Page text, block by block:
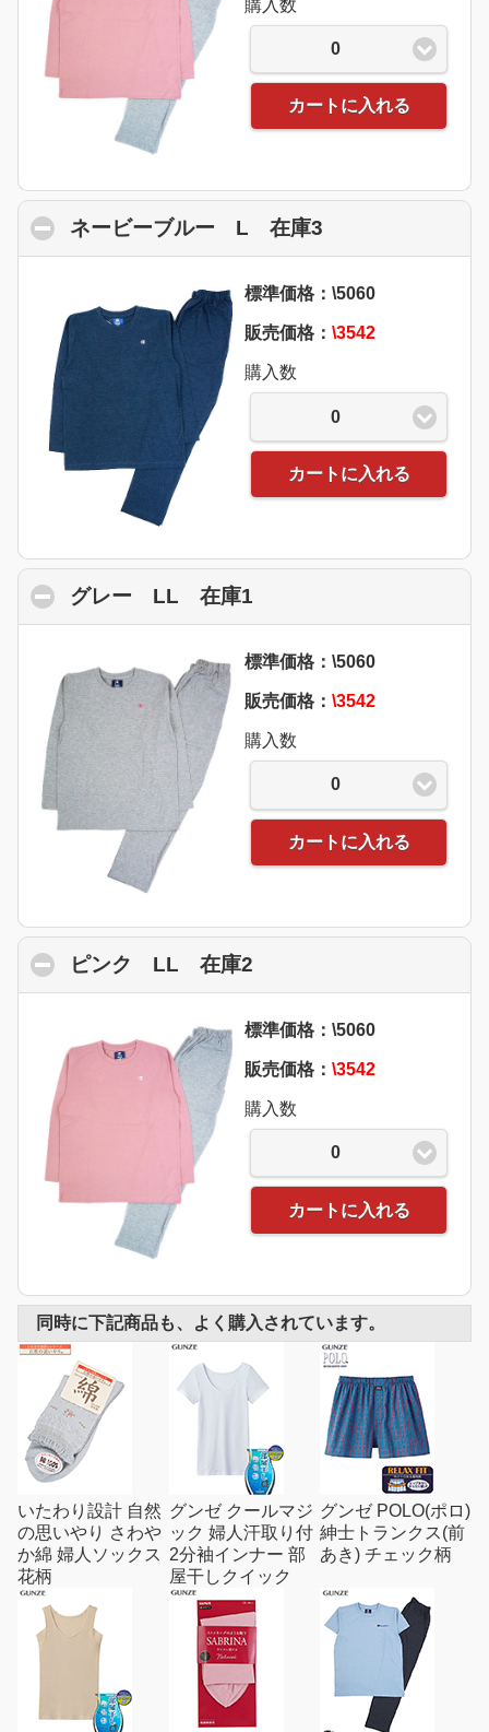
購入数
0
カートに入れる
ネービーブルー L 在庫3
標準価格：\5060
販売価格： \3542
購入数
0
カートに入れる
グレー LL 在庫1
標準価格：\5060
販売価格： \3542
購入数
0
カートに入れる
ピンク LL 在庫2
標準価格：\5060
販売価格： \3542
購入数
0
カートに入れる
同時に下記商品も、よく購入されています。
いたわり設計 自然
の思いやり さわや
か綿 婦人ソックス
花柄
グンゼ クールマジ
ック 婦人汗取り付
2分袖インナー 部
屋干しクイック
グンゼ POLO(ポロ)
紳士トランクス(前
あき) チェック柄